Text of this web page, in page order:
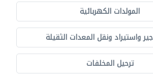
المولدات الكهربائية
واستيراد ونقل المعدات الثقيلة
ترحيل المخلفات